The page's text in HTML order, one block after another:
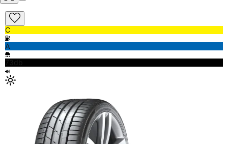
C
A
73db